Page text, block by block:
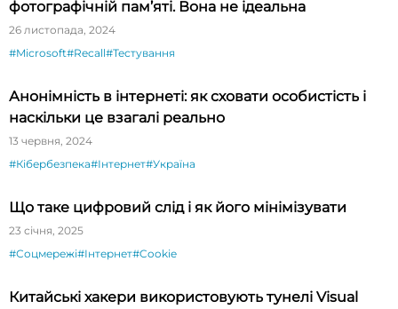
фотографічній пам’яті. Вона не ідеальна
26 листопада, 2024
#Microsoft#Recall#Тестування
Анонімність в інтернеті: як сховати особистість і
наскільки це взагалі реально
13 червня, 2024
#Кібербезпека#Інтернет#Україна
Що таке цифровий слід і як його мінімізувати
23 січня, 2025
#Соцмережі#Інтернет#Cookie
Китайські хакери використовують тунелі Visual